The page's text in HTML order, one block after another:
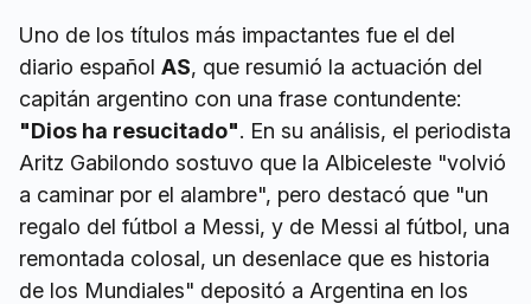
Uno de los títulos más impactantes fue el del
diario español AS, que resumió la actuación del
capitán argentino con una frase contundente:
"Dios ha resucitado". En su análisis, el periodista
Aritz Gabilondo sostuvo que la Albiceleste "volvió
a caminar por el alambre", pero destacó que "un
regalo del fútbol a Messi, y de Messi al fútbol, una
remontada colosal, un desenlace que es historia
de los Mundiales" depositó a Argentina en los